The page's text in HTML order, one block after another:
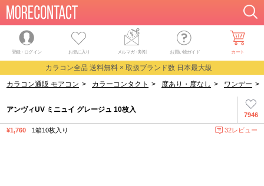
登録・ログイン お気に入り メルマガ・割引 お買い物ガイド カート
カラコン全品 送料無料 × 取扱ブランド数 日本最大級
カラコン通販 モアコン > カラーコンタクト > 度あり・度なし > ワンデー >
7946
アンヴィUV ミニュイ グレージュ 10枚入
¥1,760 1箱10枚入り 32レビュー